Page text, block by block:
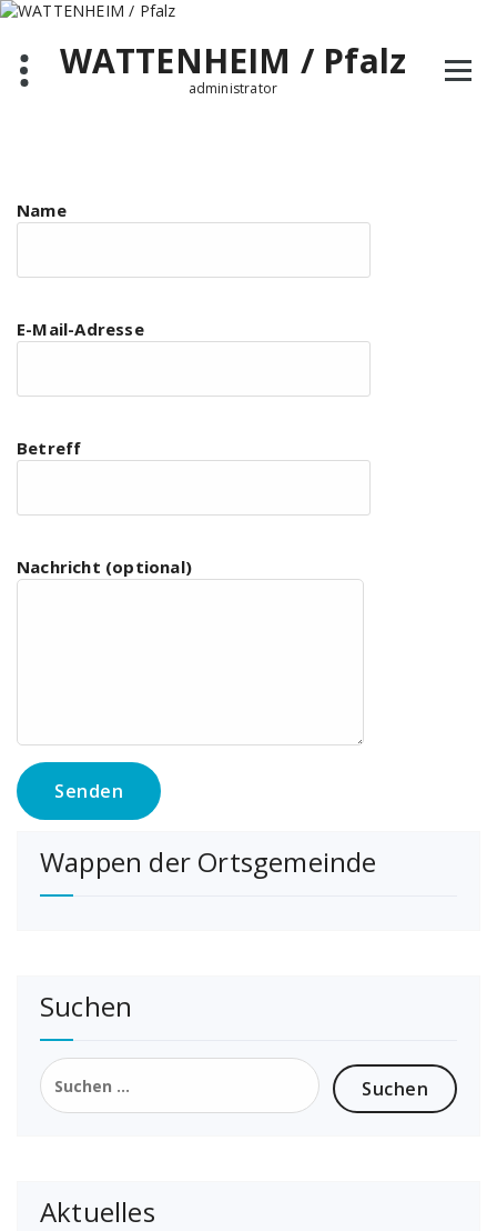
Zum
springenWATTENHEIM / Pfalz
administrator
Name
E-Mail-Adresse
Betreff
Nachricht (optional)
Wappen der Ortsgemeinde
Suchen
Suchen
nach:
Aktuelles